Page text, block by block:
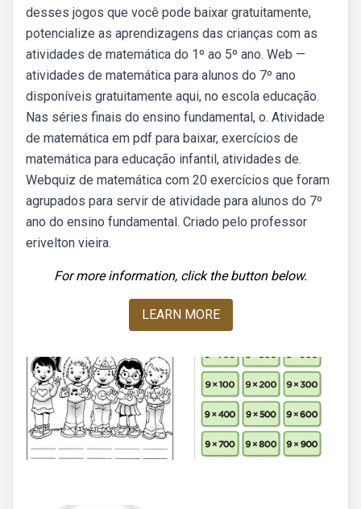
desses jogos que você pode baixar gratuitamente,
potencialize as aprendizagens das crianças com as
atividades de matemática do 1º ao 5º ano. Web —
atividades de matemática para alunos do 7º ano
disponíveis gratuitamente aqui, no escola educação.
Nas séries finais do ensino fundamental, o. Atividade
de matemática em pdf para baixar, exercícios de
matemática para educação infantil, atividades de.
Webquiz de matemática com 20 exercícios que foram
agrupados para servir de atividade para alunos do 7º
ano do ensino fundamental. Criado pelo professor
erivelton vieira.
For more information, click the button below.
LEARN MORE